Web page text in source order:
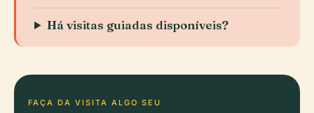
Há visitas guiadas disponíveis?
FAÇA DA VISITA ALGO SEU